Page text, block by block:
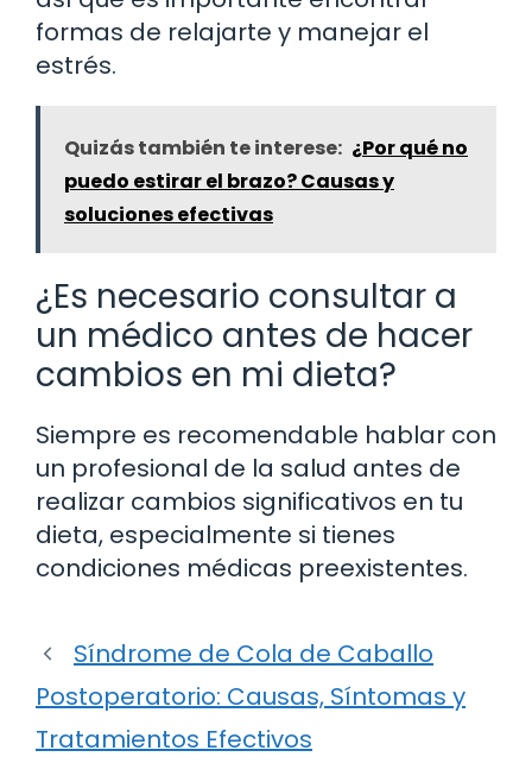
formas de relajarte y manejar el
estrés.
Quizás también te interese: ¿Por qué no
puedo estirar el brazo? Causas y
soluciones efectivas
¿Es necesario consultar a
un médico antes de hacer
cambios en mi dieta?
Siempre es recomendable hablar con
un profesional de la salud antes de
realizar cambios significativos en tu
dieta, especialmente si tienes
condiciones médicas preexistentes.
Síndrome de Cola de Caballo
Postoperatorio: Causas, Síntomas y
Tratamientos Efectivos